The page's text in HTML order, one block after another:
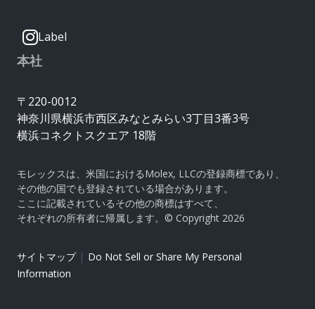
Label
本社
〒220-0012
神奈川県横浜市西区みなとみらい3丁目3番3号
横浜コネクトスクエア 18階
モレックスは、米国におけるMolex, LLCの登録商標であり、
その他の国でも登録されている場合があります。
ここに記載されているその他の商標はすべて、
それぞれの所有者に帰属します。© Copyright 2026
サイトマップ| Do Not Sell or Share My Personal
Information